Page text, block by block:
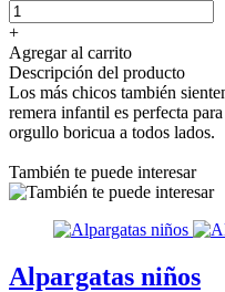
+
Agregar al carrito
Descripción del producto
Los más chicos también
remera infantil es perfecta
orgullo boricua a todos lados.
También te puede interesar
Alpargatas niños